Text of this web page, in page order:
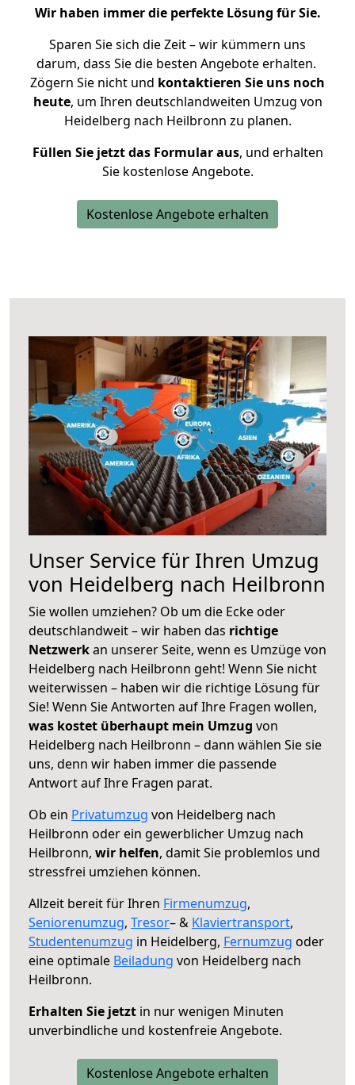
Wir haben immer die perfekte Lösung für Sie.
Sparen Sie sich die Zeit – wir kümmern uns
darum, dass Sie die besten Angebote erhalten.
Zögern Sie nicht und kontaktieren Sie uns noch
heute, um Ihren deutschlandweiten Umzug von
Heidelberg nach Heilbronn zu planen.
Füllen Sie jetzt das Formular aus, und erhalten
Sie kostenlose Angebote.
Kostenlose Angebote erhalten
Unser Service für Ihren Umzug
von Heidelberg nach Heilbronn
Sie wollen umziehen? Ob um die Ecke oder
deutschlandweit – wir haben das richtige
Netzwerkan unserer Seite, wenn es Umzüge von
Heidelberg nach Heilbronn geht! Wenn Sie nicht
weiterwissen – haben wir die richtige Lösung für
Sie! Wenn Sie Antworten auf Ihre Fragen wollen,
was kostet überhaupt mein Umzug von
Heidelberg nach Heilbronn – dann wählen Sie sie
uns, denn wir haben immer die passende
Antwort auf Ihre Fragen parat.
Ob ein Privatumzug von Heidelberg nach
Heilbronn oder ein gewerblicher Umzug nach
Heilbronn, wir helfen, damit Sie problemlos und
stressfrei umziehen können.
Allzeit bereit für Ihren Firmenumzug,
Seniorenumzug, Tresor– & Klaviertransport,
Studentenumzug in Heidelberg, Fernumzug oder
eine optimale Beiladung von Heidelberg nach
Heilbronn.
Erhalten Sie jetzt in nur wenigen Minuten
unverbindliche und kostenfreie Angebote.
Kostenlose Angebote erhalten